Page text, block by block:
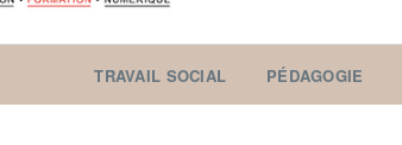
TRAVAIL SOCIAL PÉDAGOGIE